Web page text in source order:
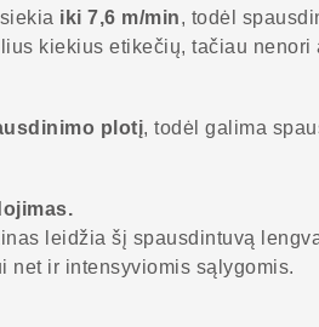
iki 7,6 m/min, todėl
kiekius etikečių, tačiau nenori
plotį, todėl galima
leidžia šį spausdintuvą
net ir intensyviomis sąlygomis.